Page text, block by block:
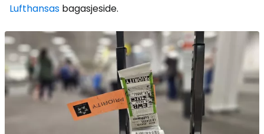
Lufthansas bagasjeside.